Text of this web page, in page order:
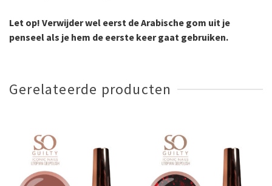
Let op! Verwijder wel eerst de Arabische gom uit je
penseel als je hem de eerste keer gaat gebruiken.
Gerelateerde producten